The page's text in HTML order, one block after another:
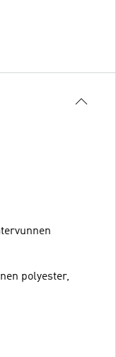
polyester,